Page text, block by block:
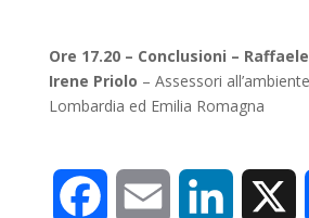
Ore 17.20 – Conclusioni –
Irene Priolo – Assessori
Lombardia ed Emilia Romagna
Facebook Email LinkedIn